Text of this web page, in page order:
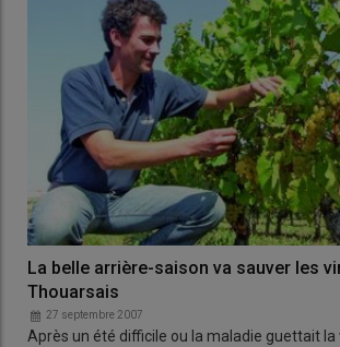
La belle arrière-saison va sauver les
Thouarsais
27 septembre 2007
Après un été difficile ou la maladie guettait la